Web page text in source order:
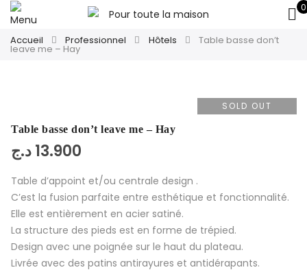
0
Accueil Professionnel Hôtels Table basse don’t
leave me – Hay
SOLD OUT
Table basse don’t leave me – Hay
13.900د.ج
Table d’appoint et/ou centrale design .
C’est la fusion parfaite entre esthétique et fonctionnalité.
Elle est entièrement en acier satiné.
La structure des pieds est en forme de trépied.
Design avec une poignée sur le haut du plateau.
Livrée avec des patins antirayures et antidérapants.